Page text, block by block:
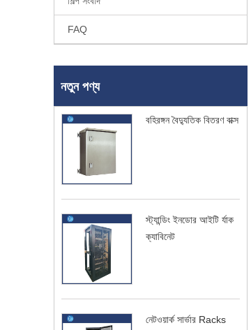
FAQ
নতুন পণ্য
বহিরঙ্গন বৈদ্যুতিক বিতরণ বাক্স
স্ট্যান্ডিং ইনডোর আইটি র্যাক
ক্যাবিনেট
নেটওয়ার্ক সার্ভার Racks